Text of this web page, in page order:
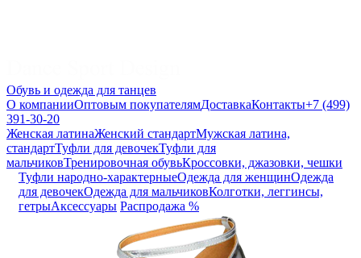
Обувь и одежда для танцев
О компанииОптовым покупателямДоставкаКонтакты+7 (499)
391-30-20
Женская латинаЖенский стандартМужская латина,
стандартТуфли для девочекТуфли для
мальчиковТренировочная обувьКроссовки, джазовки, чешки
Туфли народно-характерныеОдежда для женщинОдежда
для девочекОдежда для мальчиковКолготки, леггинсы,
гетрыАксессуары Распродажа %